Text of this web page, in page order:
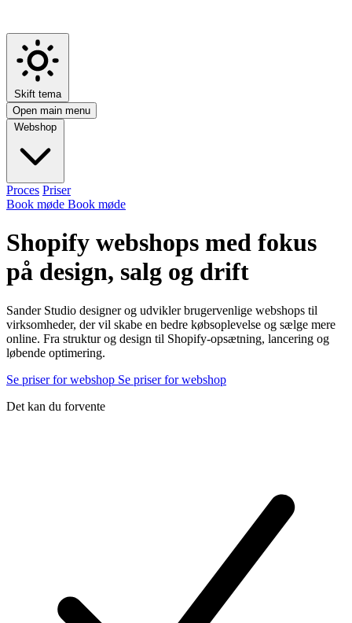
Skift tema
Open main menu
Webshop
Proces Priser
Book møde Book møde
Shopify webshops med fokus
på design, salg og drift
Sander Studio designer og udvikler brugervenlige webshops til
virksomheder, der vil skabe en bedre købsoplevelse og sælge mere
online. Fra struktur og design til Shopify-opsætning, lancering og
løbende optimering.
Se priser for webshop Se priser for webshop
Det kan du forvente